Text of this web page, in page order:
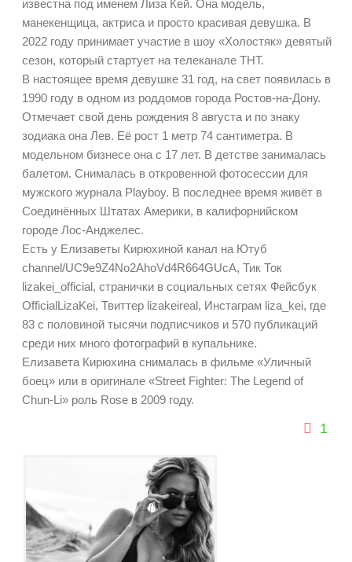
известна под именем Лиза Кей. Она модель,
манекенщица, актриса и просто красивая девушка. В
2022 году принимает участие в шоу «Холостяк» девятый
сезон, который стартует на телеканале ТНТ.
В настоящее время девушке 31 год, на свет появилась в
1990 году в одном из роддомов города Ростов-на-Дону.
Отмечает свой день рождения 8 августа и по знаку
зодиака она Лев. Её рост 1 метр 74 сантиметра. В
модельном бизнесе она с 17 лет. В детстве занималась
балетом. Снималась в откровенной фотосессии для
мужского журнала Playboy. В последнее время живёт в
Соединённых Штатах Америки, в калифорнийском
городе Лос-Анджелес.
Есть у Елизаветы Кирюхиной канал на Ютуб
channel/UC9e9Z4No2AhoVd4R664GUcA, Тик Ток
lizakei_official, странички в социальных сетях Фейсбук
OfficialLizaKei, Твиттер lizakeireal, Инстаграм liza_kei, где
83 с половиной тысячи подписчиков и 570 публикаций
среди них много фотографий в купальнике.
Елизавета Кирюхина снималась в фильме «Уличный
боец» или в оригинале «Street Fighter: The Legend of
Chun-Li» роль Rose в 2009 году.
1